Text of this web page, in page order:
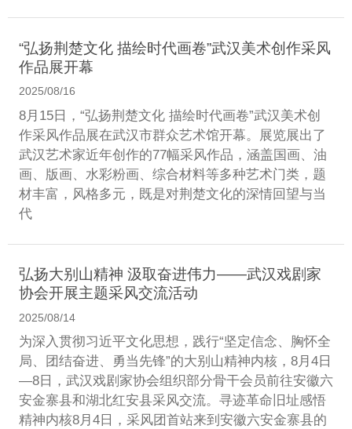
“弘扬荆楚文化 描绘时代画卷”武汉美术创作采风
作品展开幕
2025/08/16
8月15日，“弘扬荆楚文化 描绘时代画卷”武汉美术创
作采风作品展在武汉市群众艺术馆开幕。展览展出了
武汉艺术家近年创作的77幅采风作品，涵盖国画、油
画、版画、水彩粉画、综合材料等多种艺术门类，题
材丰富，风格多元，既是对荆楚文化的深情回望与当
代
弘扬大别山精神 汲取奋进伟力——武汉戏剧家
协会开展主题采风交流活动
2025/08/14
为深入贯彻习近平文化思想，践行“坚定信念、胸怀全
局、团结奋进、勇当先锋”的大别山精神内核，8月4日
—8日，武汉戏剧家协会组织部分骨干会员前往安徽六
安金寨县和湖北红安县采风交流。寻迹革命旧址感悟
精神内核8月4日，采风团首站来到安徽六安金寨县的